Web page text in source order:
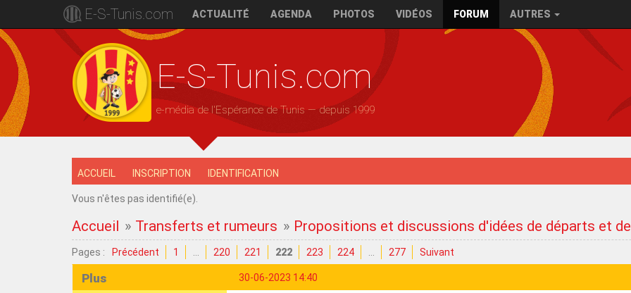
E-S-Tunis.com ACTUALITÉ AGENDA PHOTOS VIDÉOS FORUM AUTRES
E-S-Tunis.com
e-média de l'Espérance de Tunis — depuis 1999
ACCUEIL INSCRIPTION IDENTIFICATION
Vous n'êtes pas identifié(e).
Accueil » Transferts et rumeurs » Propositions et discussions d'idées de départs et
Pages : Précédent 1 220 221 222 223 224 277 Suivant
30-06-2023 14:40
Plus